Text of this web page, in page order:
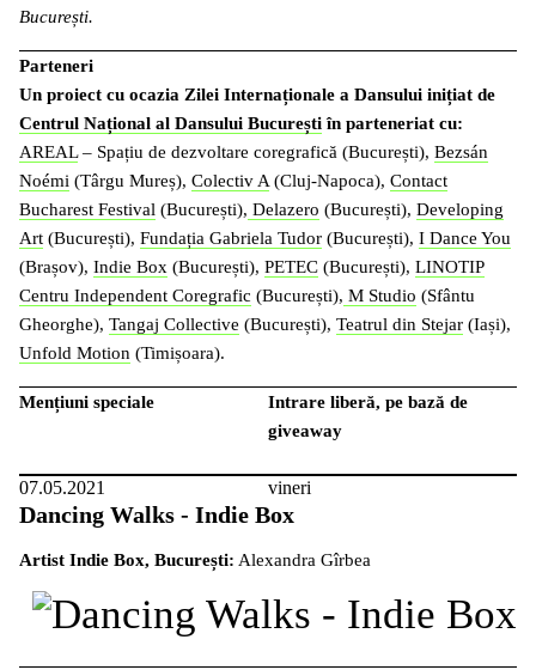
București.
Parteneri
Un proiect cu ocazia Zilei Internaționale a Dansului inițiat de
Centrul Național al Dansului București în parteneriat cu:
AREAL– Spațiu de dezvoltare coregrafică (București), Bezsán
Noémi (Târgu Mureș), Colectiv A(Cluj-Napoca), Contact
Bucharest Festival (București), Delazero (București), Developing
Art (București), Fundația Gabriela Tudor (București), I Dance You
(Brașov), Indie Box (București), PETEC (București), LINOTIP
Centru Independent Coregrafic (București), M Studio (Sfântu
Gheorghe), Tangaj Collective (București), Teatrul din Stejar (Iași),
Unfold Motion (Timișoara).
Mențiuni speciale
Intrare liberă, pe bază de
giveaway
07.05.2021 vineri
Dancing Walks - Indie Box
Artist Indie Box, București: Alexandra Gîrbea